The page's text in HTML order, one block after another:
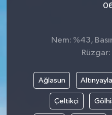
Nem: %43,
Ağlasun Altınyayla
Çeltikçi